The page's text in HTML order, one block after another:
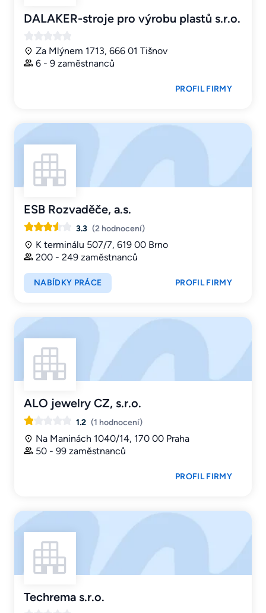
DALAKER-stroje pro výrobu plastů s.r.o.
Za Mlýnem 1713, 666 01 Tišnov
6 - 9 zaměstnanců
PROFIL FIRMY
ESB Rozvaděče, a.s.
3.3 (2 hodnocení)
K terminálu 507/7, 619 00 Brno
200 - 249 zaměstnanců
NABÍDKY PRÁCE PROFIL FIRMY
ALO jewelry CZ, s.r.o.
1.2 (1 hodnocení)
Na Maninách 1040/14, 170 00 Praha
50 - 99 zaměstnanců
PROFIL FIRMY
Techrema s.r.o.